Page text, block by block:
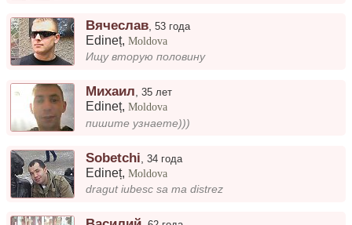
Вячеслав ,53 года
Edineț,Moldova
Ищу вторую половину
Михаил,35 лет
Edineț,Moldova
пишите узнаете)))
Sobetchi ,34 года
Edineț,Moldova
dragut iubesc sa ma distrez